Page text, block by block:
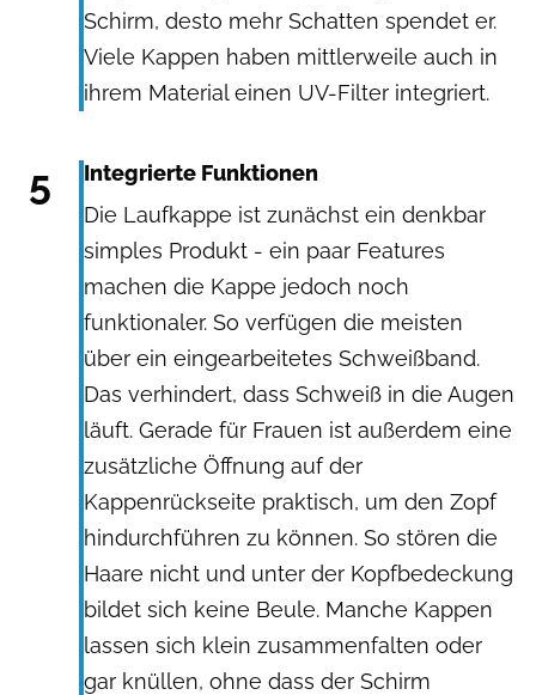
Schirm, desto mehr Schatten spendet er.
Viele Kappen haben mittlerweile auch in
ihrem Material einen UV-Filter integriert.
5
Integrierte Funktionen
Die Laufkappe ist zunächst ein denkbar
simples Produkt - ein paar Features
machen die Kappe jedoch noch
funktionaler. So verfügen die meisten
über ein eingearbeitetes Schweißband.
Das verhindert, dass Schweiß in die Augen
läuft. Gerade für Frauen ist außerdem eine
zusätzliche Öffnung auf der
Kappenrückseite praktisch, um den Zopf
hindurchführen zu können. So stören die
Haare nicht und unter der Kopfbedeckung
bildet sich keine Beule. Manche Kappen
lassen sich klein zusammenfalten oder
gar knüllen, ohne dass der Schirm